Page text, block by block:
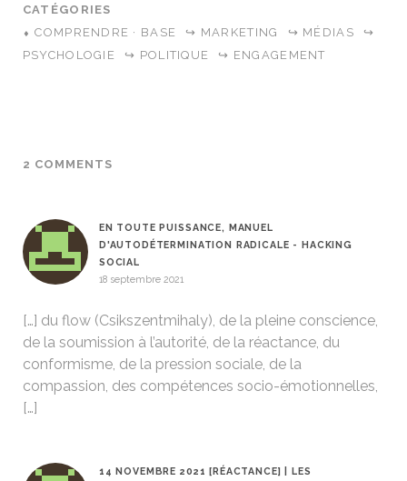
CATÉGORIES
⬧ COMPRENDRE · BASE
↪ MARKETING ↪ MÉDIAS
↪
PSYCHOLOGIE
↪ POLITIQUE ↪ ENGAGEMENT
2 COMMENTS
EN TOUTE PUISSANCE, MANUEL
D'AUTODÉTERMINATION RADICALE - HACKING
SOCIAL
18 septembre 2021
[…] du flow (Csikszentmihaly), de la pleine conscience,
de la soumission à l’autorité, de la réactance, du
conformisme, de la pression sociale, de la
compassion, des compétences socio-émotionnelles,
[…]
14 NOVEMBRE 2021 [RÉACTANCE] | LES